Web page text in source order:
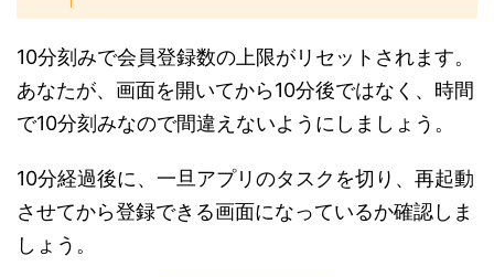
10分刻みで会員登録数の上限がリセットされます。
あなたが、画面を開いてから10分後ではなく、時間
で10分刻みなので間違えないようにしましょう。
10分経過後に、一旦アプリのタスクを切り、再起動
させてから登録できる画面になっているか確認しま
しょう。